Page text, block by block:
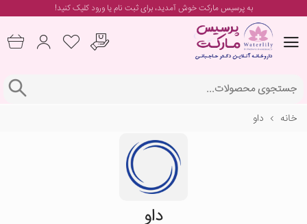
به پرسیس مارکت خوش آمدید، برایثبت نام یا ورودکلیک کنید!
خانه داو
داو